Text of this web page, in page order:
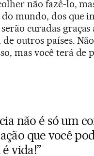
não fazê-lo,
mundo, dos que
curadas graças
de outros países.
mas você terá de
não é só um
que você
vida!”